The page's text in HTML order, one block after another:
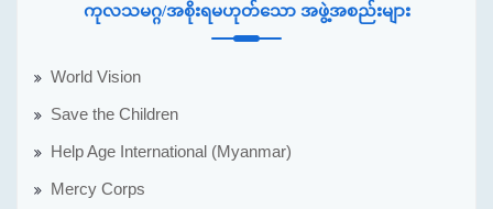
ကုလသမဂ္ဂ/အစိုးရမဟုတ်သော အဖွဲ့အစည်းများ
World Vision
Save the Children
Help Age International (Myanmar)
Mercy Corps